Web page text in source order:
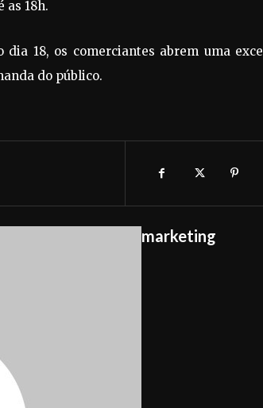
as 18h.
18, os comerciantes abrem uma
do público.
marketing